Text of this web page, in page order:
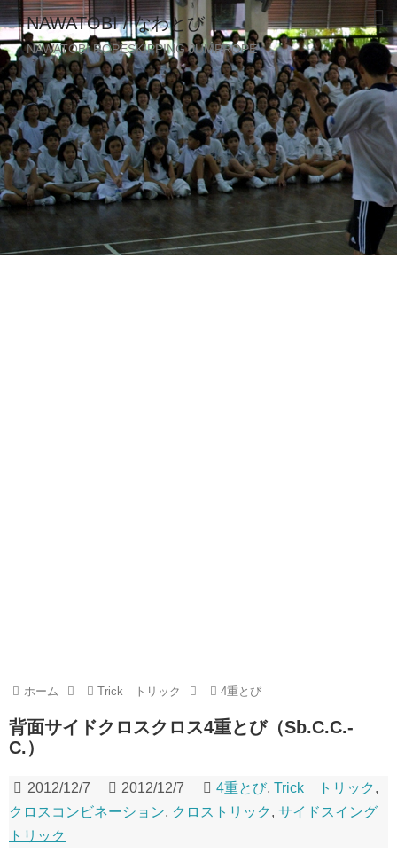
NAWATOBI / なわとび
NAWATOBI ROPESKIPPING JUMPROPE
ホーム Trick トリック 4重とび
背面サイドクロスクロス4重とび（Sb.C.C.-
C.）
2012/12/7 2012/12/7 4重とび,Trick トリック ,
クロスコンビネーション, クロストリック , サイドスイング
トリック